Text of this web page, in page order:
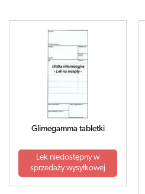
Glimegamma tabletki
Lek niedostępny w
sprzedaży wysyłkowej